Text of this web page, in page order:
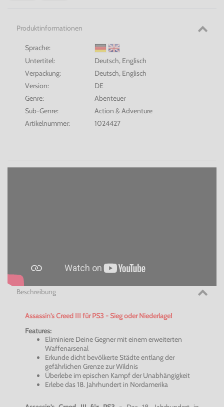
Produktinformationen
Sprache:
Untertitel:
Deutsch, Englisch
Verpackung:
Deutsch, Englisch
Version:
DE
Genre:
Abenteuer
Sub-Genre:
Action & Adventure
Artikelnummer:
1024427
Beschreibung
Assassin's Creed III für PS3 - Sieg oder Niederlage!
Features:
Eliminiere Deine Gegner mit einem erweiterten
Waffenarsenal
Erkunde dicht bevölkerte Städte entlang der
gefährlichen Grenze zur Wildnis
Überlebe im epischen Kampf der Unabhängigkeit
Erlebe das 18. Jahrhundert in Nordamerika